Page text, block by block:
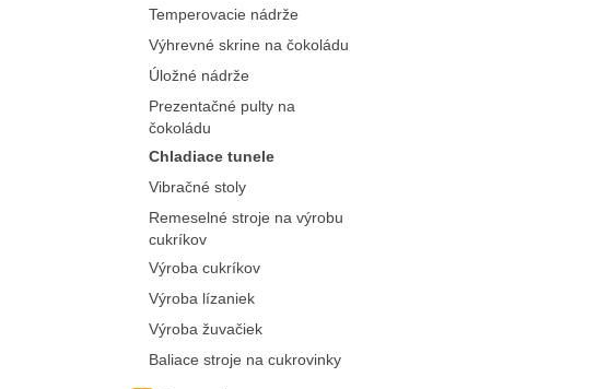
Temperovacie nádrže
Výhrevné skrine na čokoládu
Úložné nádrže
Prezentačné pulty na
čokoládu
Chladiace tunele
Vibračné stoly
Remeselné stroje na výrobu
cukríkov
Výroba cukríkov
Výroba lízaniek
Výroba žuvačiek
Baliace stroje na cukrovinky